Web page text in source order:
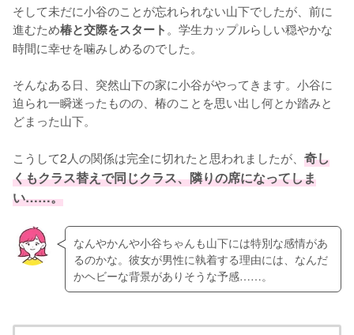
そして未だに小谷のことが忘れられない山下でしたが、前に
進むため椿と交際をスタート 。学生カップルらしい穏やかな
時間に幸せを噛みしめるのでした。
そんなある日、突然山下の家に小谷がやってきます。小谷に
迫られ一瞬迷ったものの、椿のことを思い出し何とか踏みと
どまった山下。
こうして2人の関係は完全に切れたと思われましたが、 奇し
くもクラス替えで同じクラス、隣りの席になってしま
い……。
なんやかんや小谷ちゃんも山下には特別な感情があ
るのかな。彼女が男性に執着する理由には、なんだ
かヘビーな背景がありそうな予感……。